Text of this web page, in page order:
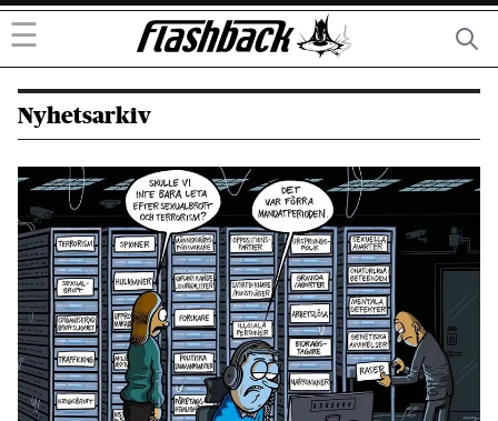
☰
Nyhetsarkiv